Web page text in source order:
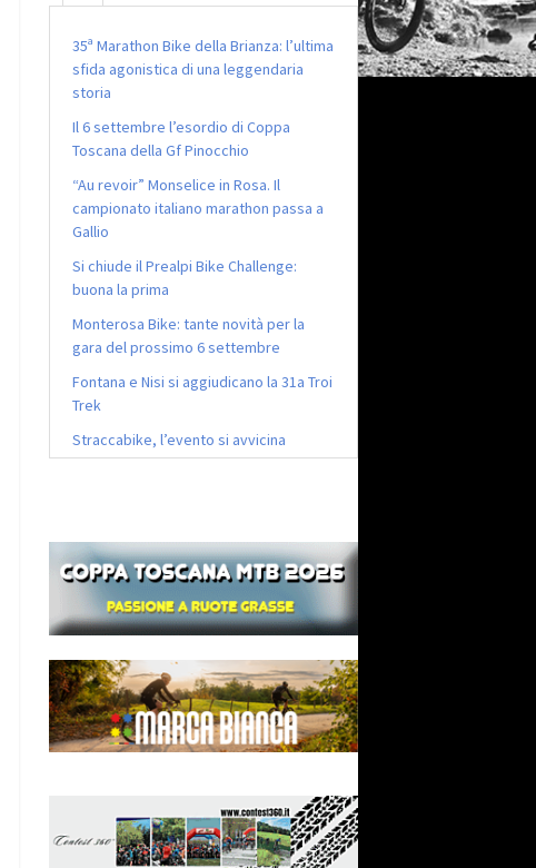
35ª Marathon Bike della Brianza: l’ultima
sfida agonistica di una leggendaria
storia
Il 6 settembre l’esordio di Coppa
Toscana della Gf Pinocchio
“Au revoir” Monselice in Rosa. Il
campionato italiano marathon passa a
Gallio
Si chiude il Prealpi Bike Challenge:
buona la prima
Monterosa Bike: tante novità per la
gara del prossimo 6 settembre
Fontana e Nisi si aggiudicano la 31a Troi
Trek
Straccabike, l’evento si avvicina